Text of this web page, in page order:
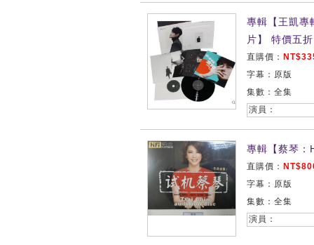
專輯【王凱專
片】 特價五折
直購價：
字幕：原版
集數：全集
演員：
專輯【蔡琴
直購價：
字幕：原版
集數：全集
演員：